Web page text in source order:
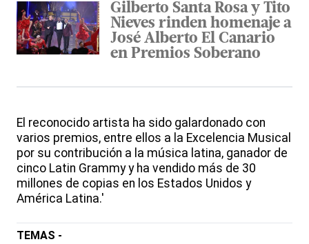
Gilberto Santa Rosa y Tito
Nieves rinden homenaje a
José Alberto El Canario
en Premios Soberano
El reconocido artista ha sido galardonado con
varios premios, entre ellos a la Excelencia Musical
por su contribución a la música latina, ganador de
cinco Latin Grammy y ha vendido más de 30
millones de copias en los Estados Unidos y
América Latina.'
TEMAS -